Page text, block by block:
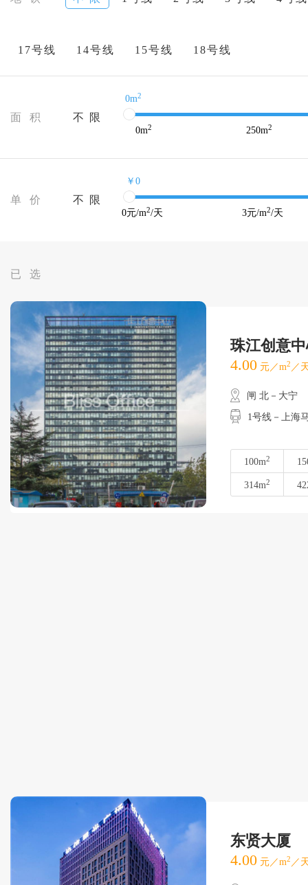
17号线 14号线 15号线 18号线
面 积 不 限
0m2
0m2 250m2
单 价 不 限
￥0
0元/m2/天 3元/m2/天
已 选
珠江创意
4.00 元／m2 ／
闸 北－大宁
1号线－上海
100m2
314m2
东贤大厦
4.00 元／m2 ／